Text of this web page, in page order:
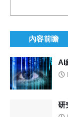
內容前瞻
AI
研